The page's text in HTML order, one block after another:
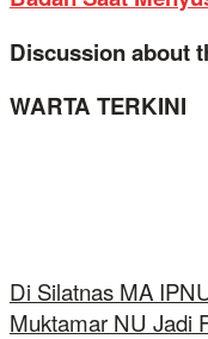
Discussion about
WARTA TERKINI
Di Silatnas MA
Muktamar NU Jadi